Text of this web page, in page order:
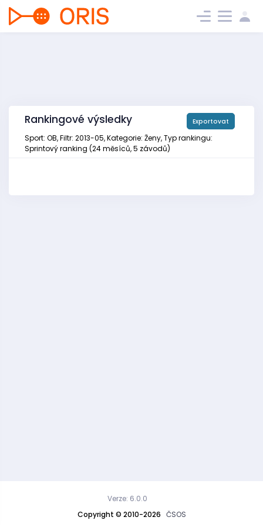
Rankingové výsledky Exportovat
Sport: OB, Filtr: 2013-05, Kategorie: Ženy, Typ rankingu:
Sprintový ranking (24 měsíců, 5 závodů)
Copyright © 2010-2026 ČSOS
Verze: 6.0.0